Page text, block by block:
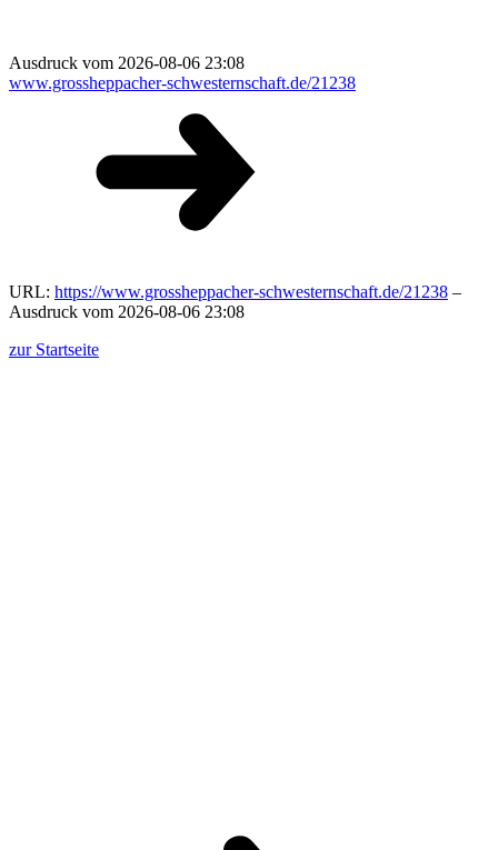
Ausdruck vom 2026-08-06 23:08
www.grossheppacher-schwesternschaft.de/21238
URL: https://www.grossheppacher-schwesternschaft.de/21238 –
Ausdruck vom 2026-08-06 23:08
zur Startseite